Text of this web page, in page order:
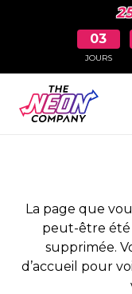
03
JOURS
PAGE
La page que
peut-être
supprimée.
d’accueil pour